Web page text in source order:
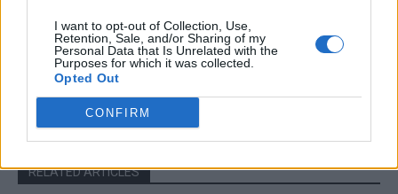
I want to opt-out of Collection, Use,
Retention, Sale, and/or Sharing of my
Personal Data that Is Unrelated with the
Purposes for which it was collected.
Opted Out
CONFIRM
Redacţia
RELATED ARTICLES